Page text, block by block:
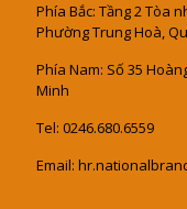
Phía Bắc: Tầng 2 Tòa
Phường Trung Hoà,
Phía Nam: Số 35
Minh
Tel: 0246.680.6559
Email: